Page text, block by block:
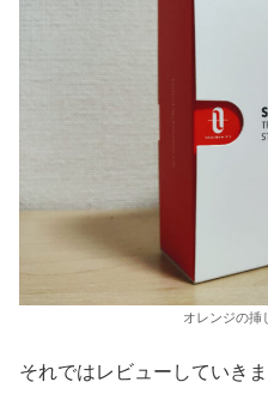
オレンジの挿
それではレビューしていきま